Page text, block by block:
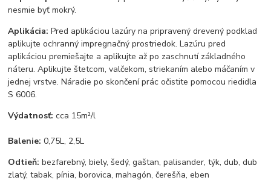
nesmie byť mokrý.
Aplikácia:Pred aplikáciou lazúry na pripravený drevený podklad
aplikujte ochranný impregnačný prostriedok. Lazúru pred
aplikáciou premiešajte a aplikujte až po zaschnutí základného
náteru. Aplikujte štetcom, valčekom, striekaním alebo máčaním v
jednej vrstve. Náradie po skončení prác očistite pomocou riedidla
S 6006.
Výdatnosť:cca 15m²/l
Balenie:0,75L, 2,5L
Odtieň: bezfarebný, biely, šedý, gaštan, palisander, týk, dub, dub
zlatý, tabak, pínia, borovica, mahagón, čerešňa, eben